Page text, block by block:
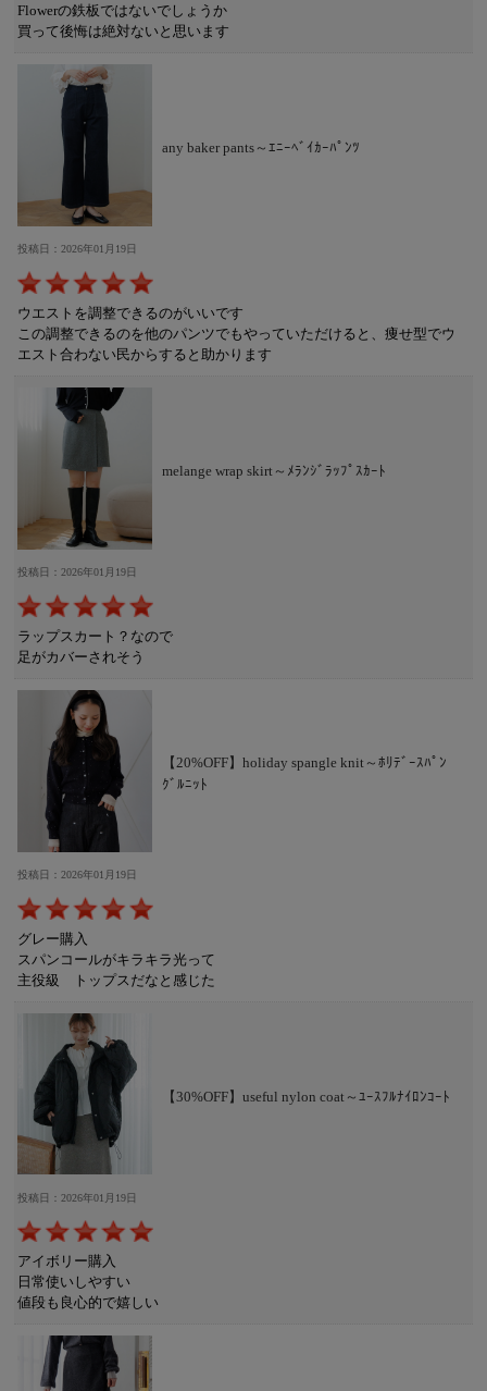
Flowerの鉄板ではないでしょうか
買って後悔は絶対ないと思います
any baker pants～ｴﾆｰﾍﾞｲｶｰﾊﾟﾝﾂ
投稿日：2026年01月19日
ウエストを調整できるのがいいです
この調整できるのを他のパンツでもやっていただけると、痩せ型でウ
エスト合わない民からすると助かります
melange wrap skirt～ﾒﾗﾝｼﾞﾗｯﾌﾟｽｶｰﾄ
投稿日：2026年01月19日
ラップスカート？なので
足がカバーされそう
【20%OFF】holiday spangle knit～ﾎﾘﾃﾞｰｽﾊﾟﾝ
ｸﾞﾙﾆｯﾄ
投稿日：2026年01月19日
グレー購入
スパンコールがキラキラ光って
主役級 トップスだなと感じた
【30%OFF】useful nylon coat～ﾕｰｽﾌﾙﾅｲﾛﾝｺｰﾄ
投稿日：2026年01月19日
アイボリー購入
日常使いしやすい
値段も良心的で嬉しい